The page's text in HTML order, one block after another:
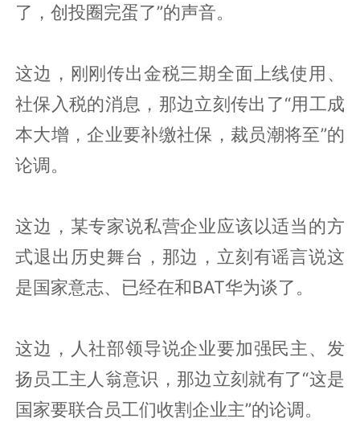
了，创投圈完蛋了”的声音。
这边，刚刚传出金税三期全面上线使用、
社保入税的消息，那边立刻传出了“用工成
本大增，企业要补缴社保，裁员潮将至”的
论调。
这边，某专家说私营企业应该以适当的方
式退出历史舞台，那边，立刻有谣言说这
是国家意志、已经在和BAT华为谈了。
这边，人社部领导说企业要加强民主、发
扬员工主人翁意识，那边立刻就有了“这是
国家要联合员工们收割企业主”的论调。